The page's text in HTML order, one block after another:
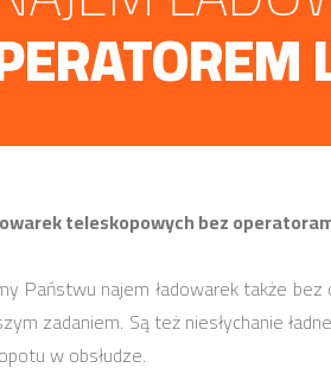
teleskopowych bez
Państwu najem ładowarek także
zadaniem. Są też niesłychanie
w obsłudze.